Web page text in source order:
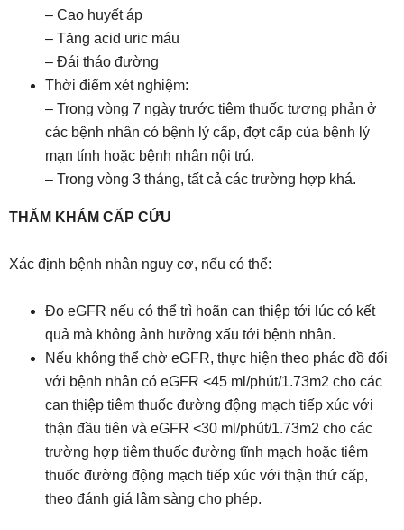
– Cao huyết áp
– Tăng acid uric máu
– Đái tháo đường
Thời điểm xét nghiệm:
– Trong vòng 7 ngày trước tiêm thuốc tương phản ở
các bệnh nhân có bệnh lý cấp, đợt cấp của bệnh lý
mạn tính hoặc bệnh nhân nội trú.
– Trong vòng 3 tháng, tất cả các trường hợp khá.
THĂM KHÁM CẤP CỨU
Xác định bệnh nhân nguy cơ, nếu có thể:
Đo eGFR nếu có thể trì hoãn can thiệp tới lúc có kết
quả mà không ảnh hưởng xấu tới bệnh nhân.
Nếu không thể chờ eGFR, thực hiện theo phác đồ đối
với bệnh nhân có eGFR <45 ml/phút/1.73m2 cho các
can thiệp tiêm thuốc đường động mạch tiếp xúc với
thận đầu tiên và eGFR <30 ml/phút/1.73m2 cho các
trường hợp tiêm thuốc đường tĩnh mạch hoặc tiêm
thuốc đường động mạch tiếp xúc với thận thứ cấp,
theo đánh giá lâm sàng cho phép.